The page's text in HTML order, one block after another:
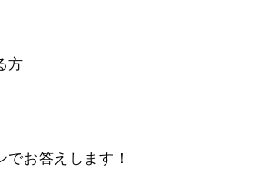
方
お答えします！